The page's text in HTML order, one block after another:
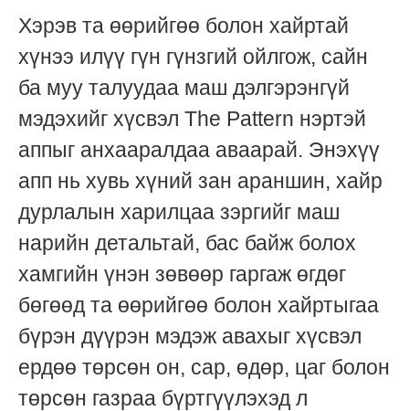
Хэрэв та өөрийгөө болон хайртай
хүнээ илүү гүн гүнзгий ойлгож, сайн
ба муу талуудаа маш дэлгэрэнгүй
мэдэхийг хүсвэл The Pattern нэртэй
аппыг анхааралдаа аваарай. Энэхүү
апп нь хувь хүний зан араншин, хайр
дурлалын харилцаа зэргийг маш
нарийн детальтай, бас байж болох
хамгийн үнэн зөвөөр гаргаж өгдөг
бөгөөд та өөрийгөө болон хайртыгаа
бүрэн дүүрэн мэдэж авахыг хүсвэл
ердөө төрсөн он, сар, өдөр, цаг болон
төрсөн газраа бүртгүүлэхэд л